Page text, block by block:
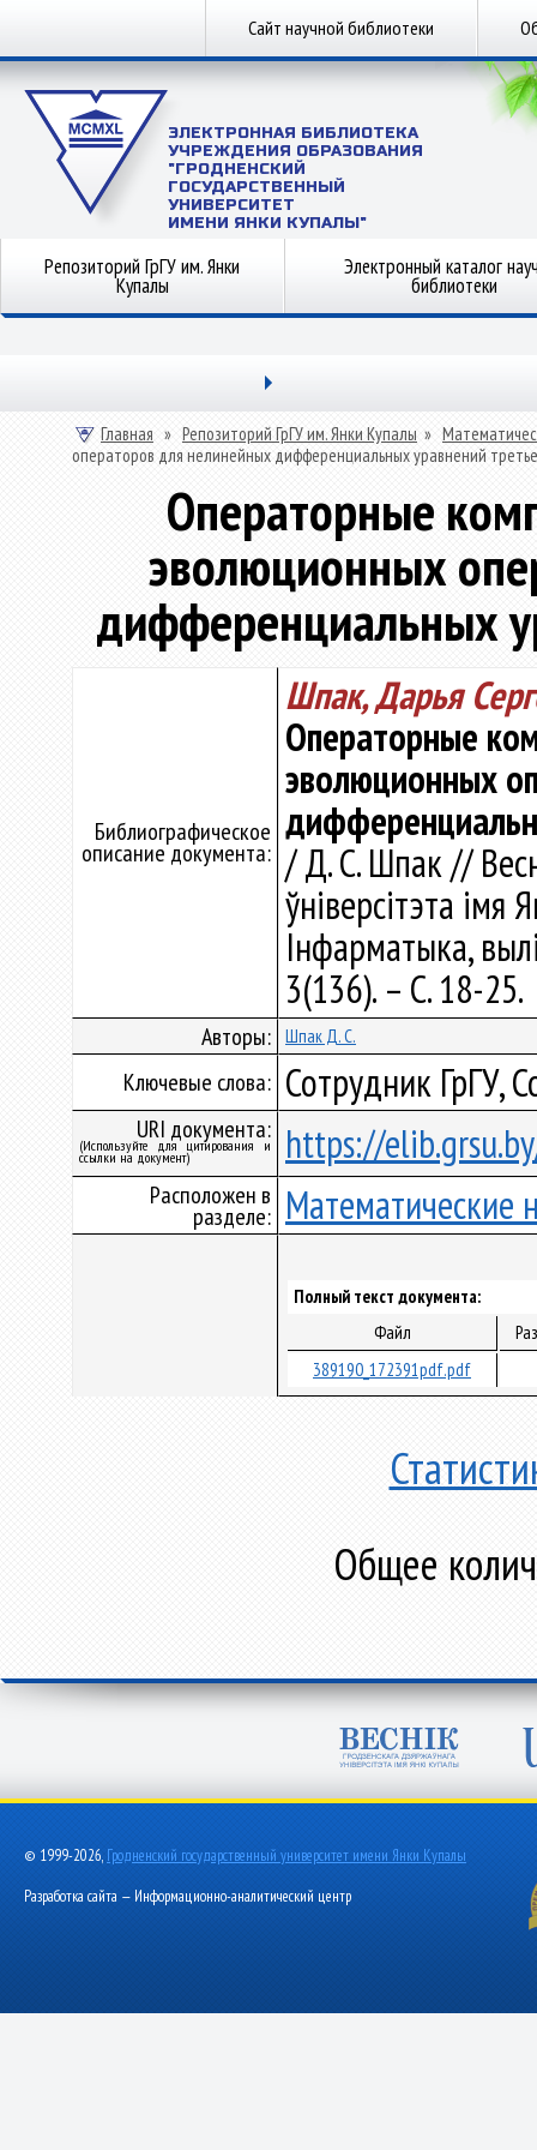
Сайт научной библиотеки
ЭЛЕКТРОННАЯ БИБЛИОТЕКА
УЧРЕЖДЕНИЯ ОБРАЗОВАНИЯ
"ГРОДНЕНСКИЙ
ГОСУДАРСТВЕННЫЙ
УНИВЕРСИТЕТ
ИМЕНИ ЯНКИ КУПАЛЫ"
Репозиторий ГрГУ им. Янки
Купалы
Электронный каталог
библиотеки
Главная » Репозиторий ГрГУ им. Янки Купалы »
операторов для нелинейных дифференциальных уравнений
Операторные
эволюционных
дифференциальных
Библиографическое
описание документа:
Шпак, Дарья
Операторные
эволюционных
/ Д. С. Шпак //
ўніверсітэта імя
Інфарматыка,
3(136). – С. 18-25.
Авторы: Шпак Д. С.
Ключевые слова: Сотрудник ГрГУ,
URI документа:
(Используйте для цитирования и
ссылки на документ) https://
Расположен в
разделе: Математические
Полный текст документа:
Файл
389190_172391pdf.pdf
Общее
© 1999-2026, Гродненский государственный университет имени Янки Купалы
Разработка сайта — Информационно-аналитический центр